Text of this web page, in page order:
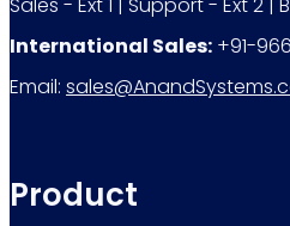
Sales - Ext 1 | Support - Ext 2 |
International Sales: +91-
Email:
Product